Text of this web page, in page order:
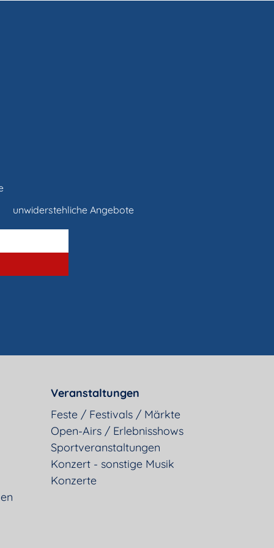
unwiderstehliche Angebote
Veranstaltungen
Feste / Festivals / Märkte
Open-Airs / Erlebnisshows
Sportveranstaltungen
Konzert - sonstige Musik
Konzerte